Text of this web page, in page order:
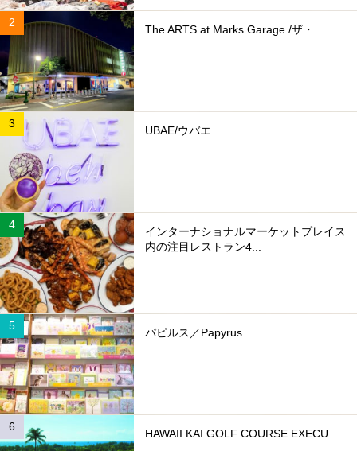
The ARTS at Marks Garage /ザ・...
UBAE/ウバエ
インターナショナルマーケットプレイス
内の注目レストラン4...
パピルス／Papyrus
HAWAII KAI GOLF COURSE EXECU...